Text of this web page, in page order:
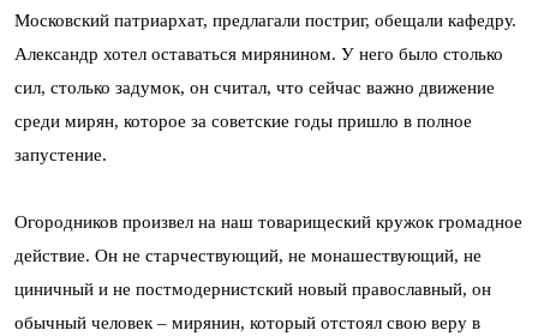
Московский патриархат, предлагали постриг, обещали кафедру.
Александр хотел оставаться мирянином. У него было столько
сил, столько задумок, он считал, что сейчас важно движение
среди мирян, которое за советские годы пришло в полное
запустение.
Огородников произвел на наш товарищеский кружок громадное
действие. Он не старчествующий, не монашествующий, не
циничный и не постмодернистский новый православный, он
обычный человек – мирянин, который отстоял свою веру в